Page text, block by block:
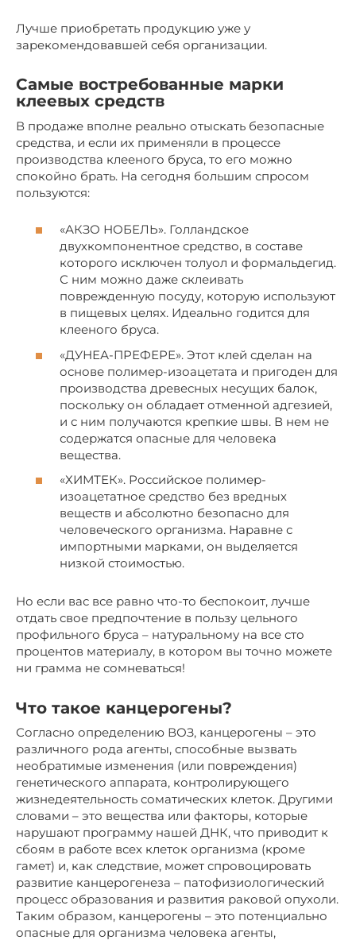
Лучше приобретать продукцию уже у
зарекомендовавшей себя организации.
Самые востребованные марки
клеевых средств
В продаже вполне реально отыскать безопасные
средства, и если их применяли в процессе
производства клееного бруса, то его можно
спокойно брать. На сегодня большим спросом
пользуются:
«АКЗО НОБЕЛЬ». Голландское
двухкомпонентное средство, в составе
которого исключен толуол и формальдегид.
С ним можно даже склеивать
поврежденную посуду, которую используют
в пищевых целях. Идеально годится для
клееного бруса.
«ДУНЕА-ПРЕФЕРЕ». Этот клей сделан на
основе полимер-изоацетата и пригоден для
производства древесных несущих балок,
поскольку он обладает отменной адгезией,
и с ним получаются крепкие швы. В нем не
содержатся опасные для человека
вещества.
«ХИМТЕК». Российское полимер-
изоацетатное средство без вредных
веществ и абсолютно безопасно для
человеческого организма. Наравне с
импортными марками, он выделяется
низкой стоимостью.
Но если вас все равно что-то беспокоит, лучше
отдать свое предпочтение в пользу цельного
профильного бруса – натуральному на все сто
процентов материалу, в котором вы точно можете
ни грамма не сомневаться!
Что такое канцерогены?
Согласно определению ВОЗ, канцерогены – это
различного рода агенты, способные вызвать
необратимые изменения (или повреждения)
генетического аппарата, контролирующего
жизнедеятельность соматических клеток. Другими
словами – это вещества или факторы, которые
нарушают программу нашей ДНК, что приводит к
сбоям в работе всех клеток организма (кроме
гамет) и, как следствие, может спровоцировать
развитие канцерогенеза – патофизиологический
процесс образования и развития раковой опухоли.
Таким образом, канцерогены – это потенциально
опасные для организма человека агенты,